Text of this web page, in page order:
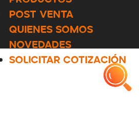
POST VENTA
QUIENES SOMOS
NOVEDADES
SOLICITAR COTIZACIÓN